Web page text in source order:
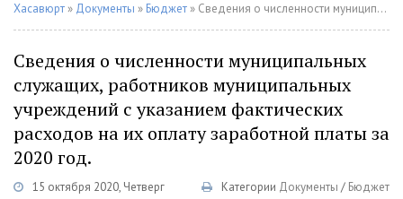
Хасавюрт » Документы » Бюджет » Сведения о численности муниципальных служащих, работников муниципальных учреждений с указанием фактических расходов на их оплату заработной платы за 2020 год.
Сведения о численности муниципальных
служащих, работников муниципальных
учреждений с указанием фактических
расходов на их оплату заработной платы за
2020 год.
15 октября 2020, Четверг Категории Документы / Бюджет